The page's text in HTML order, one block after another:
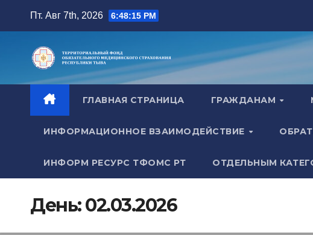
содержимому
Пт. Авг 7th, 2026 6:48:16 PM
ГЛАВНАЯ СТРАНИЦА ГРАЖДАНАМ
ИНФОРМАЦИОННОЕ ВЗАИМОДЕЙСТВИЕ
ИНФОРМ РЕСУРС ТФОМС РТ ОТДЕЛЬНЫМ
День:02.03.2026